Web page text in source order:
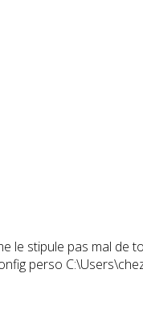
stipule pas mal de
perso